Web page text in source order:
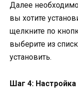
Далее
вы хотите
щелкните по
выберите из
установить.
Шаг 4: